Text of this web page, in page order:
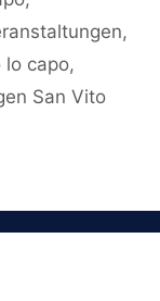
,
lo capo,
San Vito